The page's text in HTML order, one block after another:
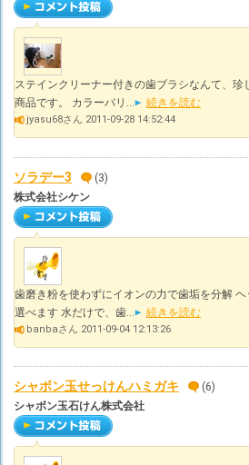
ステインクリーナー付きの歯ブラシなんて、
商品です。 カラーバリ...
続きを読む
jyasu68さん 2011-09-28 14:52:44
ソラデー3
(3)
株式会社シケン
歯磨き粉を使わずにイオンの力で歯垢を分解
選べます 水だけで、歯...
続きを読む
banbaさん 2011-09-04 12:13:26
シャボン玉せっけんハミガキ
(6)
シャボン玉石けん株式会社